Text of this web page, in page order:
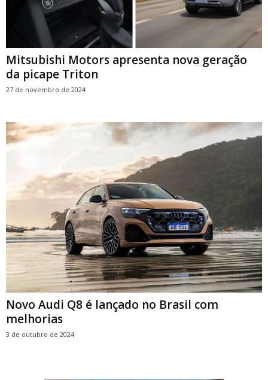
Mitsubishi Motors apresenta nova geração
da picape Triton
27 de novembro de 2024
Novo Audi Q8 é lançado no Brasil com
melhorias
3 de outubro de 2024